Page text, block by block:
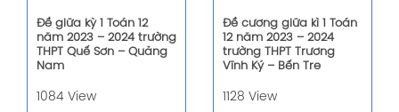
Đề giữa kỳ 1 Toán 12
năm 2023 – 2024 trường
THPT Quế Sơn – Quảng
Nam
1084 View
Đề cương giữa kì 1 Toán
12 năm 2023 – 2024
trường THPT Trương
Vĩnh Ký – Bến Tre
1128 View